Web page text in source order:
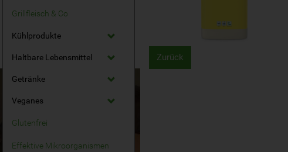
Grillfleisch & Co
Kühlprodukte
Haltbare Lebensmittel
Getränke
Veganes
Glutenfrei
Effektive Mikroorganismen
Zurück